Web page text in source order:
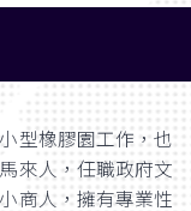
型橡膠園工作，也
來人，任職政府文
商人，擁有專業性